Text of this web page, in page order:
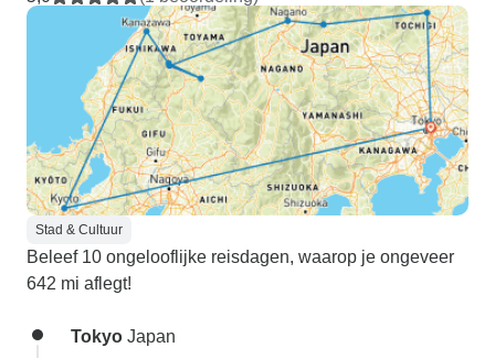
Stad & Cultuur
Beleef 10 ongelooflijke reisdagen, waarop je ongeveer
642 mi aflegt!
Tokyo Japan